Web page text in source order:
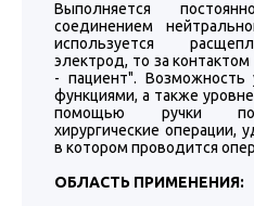
Выполняется
соединением
используется
электрод, то за
- пациент". Возможность
функциями, а также
помощью ручки
хирургические операции,
в котором проводится
ОБЛАСТЬ ПРИМЕНЕНИЯ: